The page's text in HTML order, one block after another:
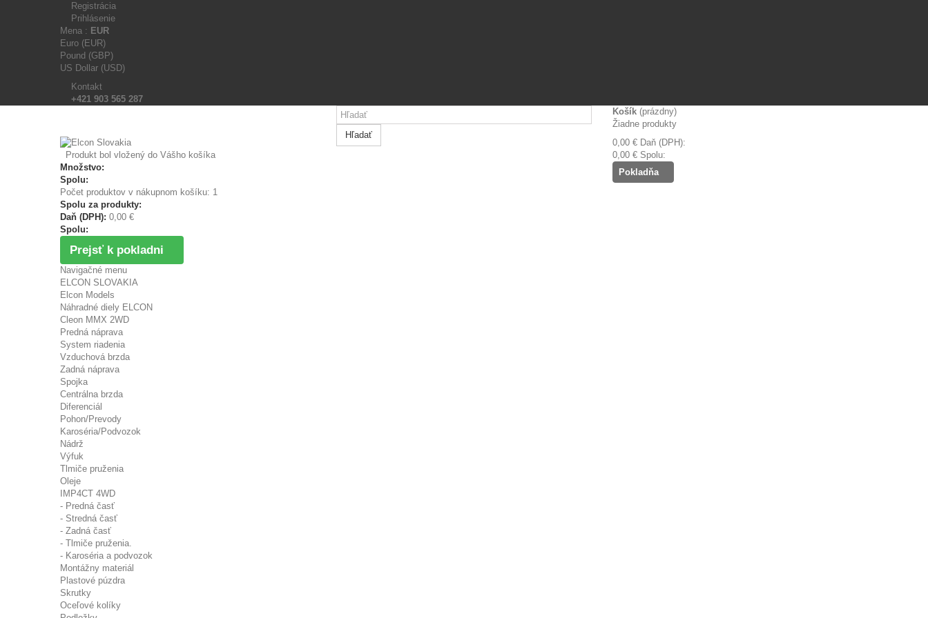
Registrácia
Prihlásenie
Mena : EUR
Euro (EUR)
Pound (GBP)
US Dollar (USD)
Kontakt
+421 903 565 287
Hľadať
Košík (prázdny)
Žiadne produkty
0,00 € Daň (DPH):
0,00 € Spolu:
Pokladňa
Produkt bol vložený do Vášho košíka
Množstvo:
Spolu:
Počet produktov v nákupnom košíku: 1
Spolu za produkty:
Daň (DPH): 0,00 €
Spolu:
Prejsť k pokladni
Navigačné menu
ELCON SLOVAKIA
Elcon Models
Náhradné diely ELCON
Cleon MMX 2WD
Predná náprava
System riadenia
Vzduchová brzda
Zadná náprava
Spojka
Centrálna brzda
Diferenciál
Pohon/Prevody
Karoséria/Podvozok
Nádrž
Výfuk
Tlmiče pruženia
Oleje
IMP4CT 4WD
- Predná časť
- Stredná časť
- Zadná časť
- Tlmiče pruženia.
- Karoséria a podvozok
Montážny materiál
Plastové púzdra
Skrutky
Oceľové kolíky